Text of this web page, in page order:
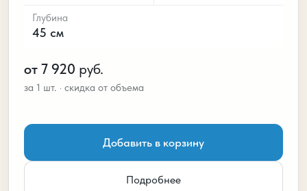
Глубина
45 см
от 7 920 руб.
Добавить в корзину
Подробнее